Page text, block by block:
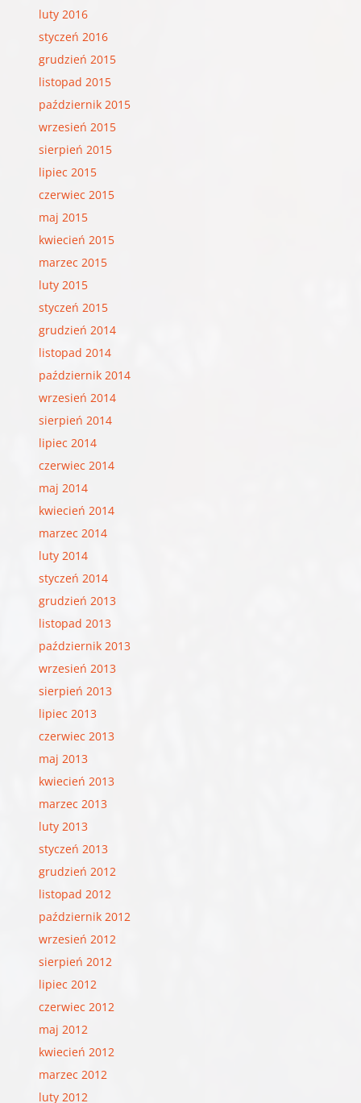
luty 2016
styczeń 2016
grudzień 2015
listopad 2015
październik 2015
wrzesień 2015
sierpień 2015
lipiec 2015
czerwiec 2015
maj 2015
kwiecień 2015
marzec 2015
luty 2015
styczeń 2015
grudzień 2014
listopad 2014
październik 2014
wrzesień 2014
sierpień 2014
lipiec 2014
czerwiec 2014
maj 2014
kwiecień 2014
marzec 2014
luty 2014
styczeń 2014
grudzień 2013
listopad 2013
październik 2013
wrzesień 2013
sierpień 2013
lipiec 2013
czerwiec 2013
maj 2013
kwiecień 2013
marzec 2013
luty 2013
styczeń 2013
grudzień 2012
listopad 2012
październik 2012
wrzesień 2012
sierpień 2012
lipiec 2012
czerwiec 2012
maj 2012
kwiecień 2012
marzec 2012
luty 2012